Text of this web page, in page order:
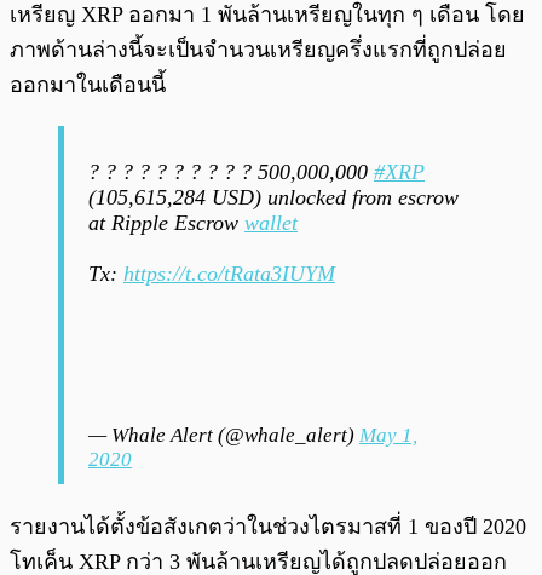
เหรียญ XRP ออกมา 1 พันล้านเหรียญในทุก ๆ เดือน โดย
ภาพด้านล่างนี้จะเป็นจำนวนเหรียญครึ่งแรกที่ถูกปล่อย
ออกมาในเดือนนี้
? ? ? ? ? ? ? ? ? ? 500,000,000 #XRP
(105,615,284 USD) unlocked from escrow
at Ripple Escrow wallet
Tx: https://t.co/tRata3IUYM
— Whale Alert (@whale_alert) May 1,
2020
รายงานได้ตั้งข้อสังเกตว่าในช่วงไตรมาสที่ 1 ของปี 2020
โทเค็น XRP กว่า 3 พันล้านเหรียญได้ถูกปลดปล่อยออก